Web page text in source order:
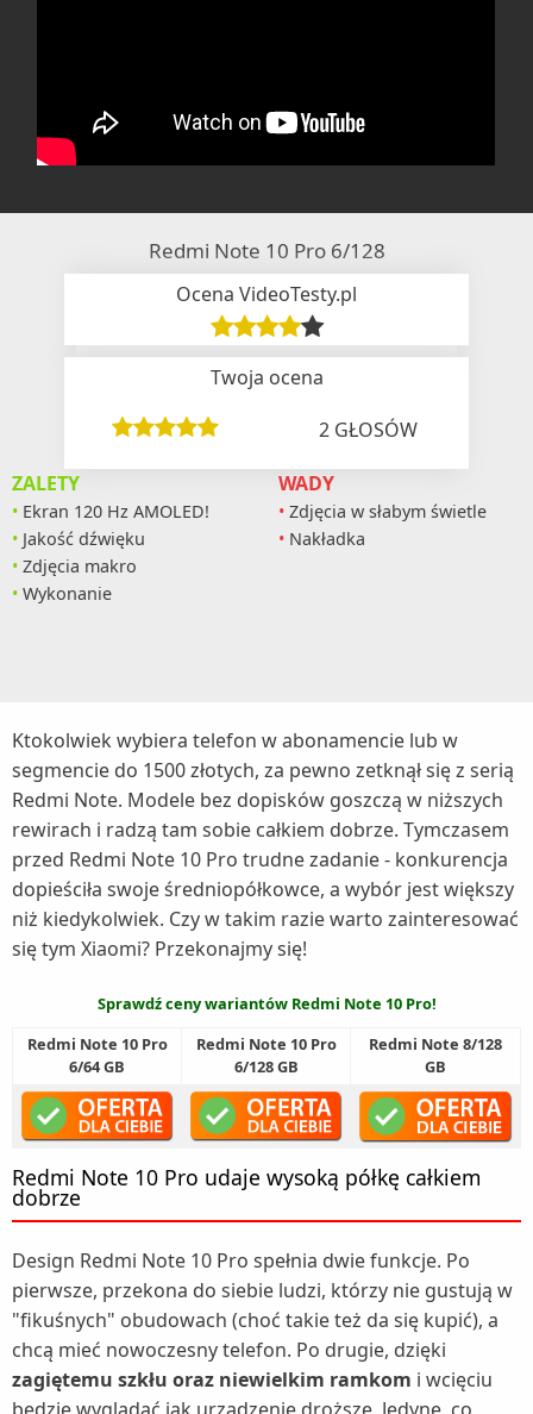
Redmi Note 10 Pro 6/128
Ocena VideoTesty.pl
Twoja ocena
2GŁOSÓW
ZALETY
Ekran 120 Hz AMOLED!
Jakość dźwięku
Zdjęcia makro
Wykonanie
WADY
Zdjęcia w słabym świetle
Nakładka
Ktokolwiek wybiera telefon w abonamencie lub w
segmencie do 1500 złotych, za pewno zetknął się z serią
Redmi Note. Modele bez dopisków goszczą w niższych
rewirach i radzą tam sobie całkiem dobrze. Tymczasem
przed Redmi Note 10 Pro trudne zadanie - konkurencja
dopieściła swoje średniopółkowce, a wybór jest większy
niż kiedykolwiek. Czy w takim razie warto zainteresować
się tym Xiaomi? Przekonajmy się!
Sprawdź ceny wariantów Redmi Note 10 Pro!
Redmi Note 10 Pro
6/64 GB
Redmi Note 10 Pro
6/128 GB
Redmi Note 8/128
GB
Redmi Note 10 Pro udaje wysoką półkę całkiem
dobrze
Design Redmi Note 10 Pro spełnia dwie funkcje. Po
pierwsze, przekona do siebie ludzi, którzy nie gustują w
"fikuśnych" obudowach (choć takie też da się kupić), a
chcą mieć nowoczesny telefon. Po drugie, dzięki
zagiętemu szkłu oraz niewielkim ramkom i wcięciu